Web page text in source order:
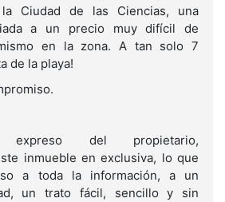
Ciudad de las Ciencias, una
a un precio muy difícil de
en la zona. A tan solo 7
de la playa!
expreso del propietario,
inmueble en exclusiva, lo que
a toda la información, a un
un trato fácil, sencillo y sin